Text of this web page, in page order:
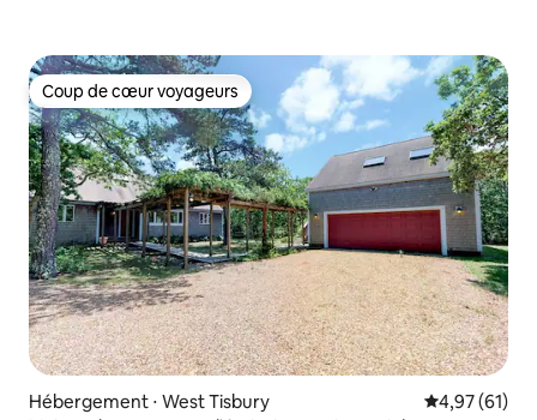
Coup de cœur voyageurs
Coup de cœur voyageurs
Hébergement ⋅ West Tisbury Évaluation
4,97 (61)